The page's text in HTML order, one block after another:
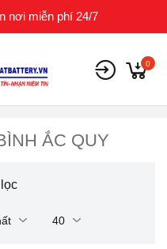
nơi miễn phí 24/7
0
ẮC QUY
40